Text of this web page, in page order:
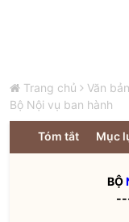
Trang chủ Văn
Bộ Nội vụ ban hành
Tóm tắt Mục
BỘ